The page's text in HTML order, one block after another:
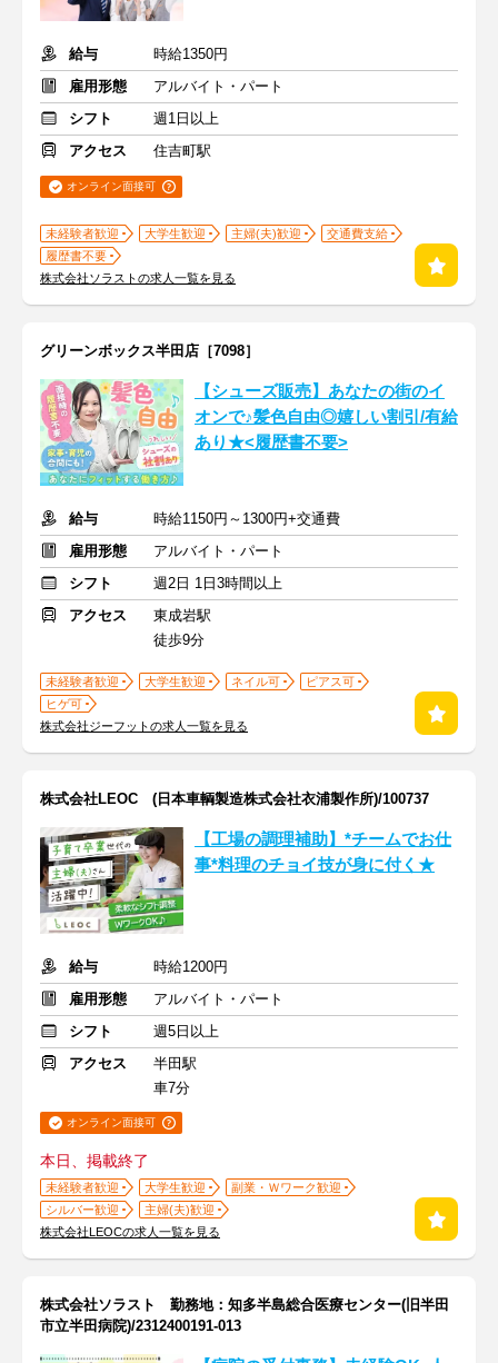
給与
時給1350円
雇用形態
アルバイト・パート
シフト
週1日以上
アクセス
住吉町駅
オンライン面接可
未経験者歓迎 大学生歓迎 主婦(夫)歓迎
交通費支給
履歴書不要
株式会社ソラストの求人一覧を見る
グリーンボックス半田店［7098］
【シューズ販売】あなたの街のイ
オンで♪髪色自由◎嬉しい割引/有給
あり★<履歴書不要>
給与
時給1150円～1300円+交通費
雇用形態
アルバイト・パート
シフト
週2日 1日3時間以上
アクセス
東成岩駅
徒歩9分
未経験者歓迎 大学生歓迎 ネイル可
ピアス可
ヒゲ可
株式会社ジーフットの求人一覧を見る
株式会社LEOC (日本車輌製造株式会社衣浦製作所)/100737
【工場の調理補助】*チームでお仕
事*料理のチョイ技が身に付く★
給与
時給1200円
雇用形態
アルバイト・パート
シフト
週5日以上
アクセス
半田駅
車7分
オンライン面接可
本日、掲載終了
未経験者歓迎 大学生歓迎
副業・Ｗワーク歓迎
シルバー歓迎
主婦(夫)歓迎
株式会社LEOCの求人一覧を見る
株式会社ソラスト 勤務地：知多半島総合医療センター(旧半田
市立半田病院)/2312400191-013